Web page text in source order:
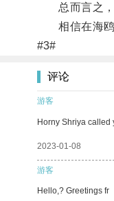
总而言之，
相信在海鸥
#3#
评论
游客
Horny Shriya called
2023-01-08
游客
Hello,? Greetings fr